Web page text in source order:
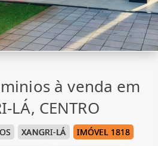
à venda em
LÁ, CENTRO
XANGRI-LÁ IMÓVEL 1818